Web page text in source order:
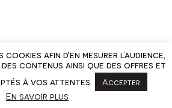
afin d'en mesurer l’audience,
contenus ainsi que des offres et
à vos attentes.
Accepter
En savoir plus